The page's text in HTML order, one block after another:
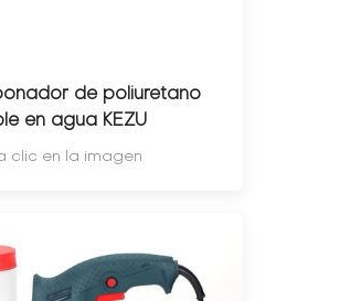
de poliuretano
en agua KEZU
clic en la imagen